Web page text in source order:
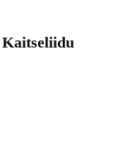
Kaitseliidu